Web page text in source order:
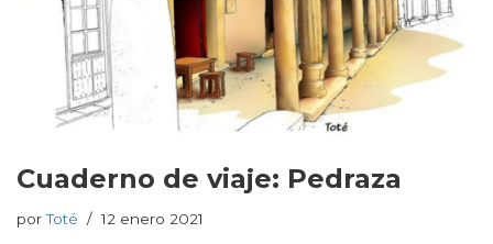
Cuaderno de viaje: Pedraza
porToté 12 enero 2021